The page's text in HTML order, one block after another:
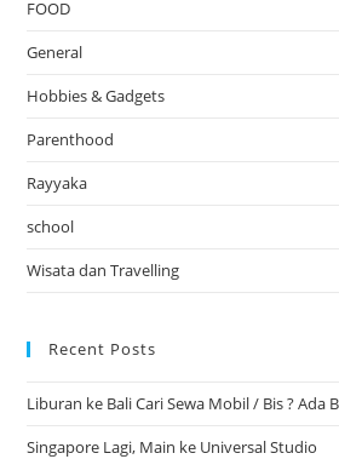
FOOD
General
Hobbies & Gadgets
Parenthood
Rayyaka
school
Wisata dan Travelling
Recent Posts
Liburan ke Bali Cari Sewa Mobil / Bis ? Ada
Singapore Lagi, Main ke Universal Studio